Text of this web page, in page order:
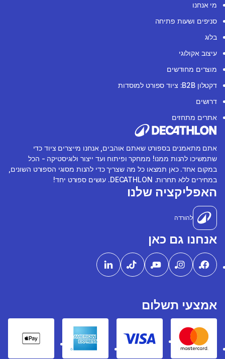
מי אנחנו
סניפים ושעות פתיחה
בלוג
עיצוב אקולוגי
מוצרים מחודשים
דקטלון B2B: ציוד ספורט למוסדות
דרושים
אתרים מתחזים
אתם מתאמנים בספורט שאתם אוהבים, אנחנו מייצרים ציוד כדי
שתמשיכו להנות ממנו! ממחקר ופיתוח ועד ייצור ולוגיסטיקה - הכל
במקום אחד. כאן תמצאו כל מה שצריך כדי להנות מסוגי הספורט השונים,
במחירים ללא תחרות. DECATHLON. עושים ספורט יחד!
האפליקציה שלנו
להורדה
אנחנו גם כאן
אמצעי תשלום
Mastercard
Visa
American express
Pay